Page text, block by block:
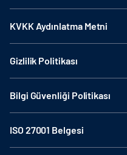
KVKK Aydınlatma Metni
Gizlilik Politikası
Bilgi Güvenliği Politikası
ISO 27001 Belgesi